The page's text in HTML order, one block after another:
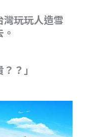
玩玩人造雪
？」